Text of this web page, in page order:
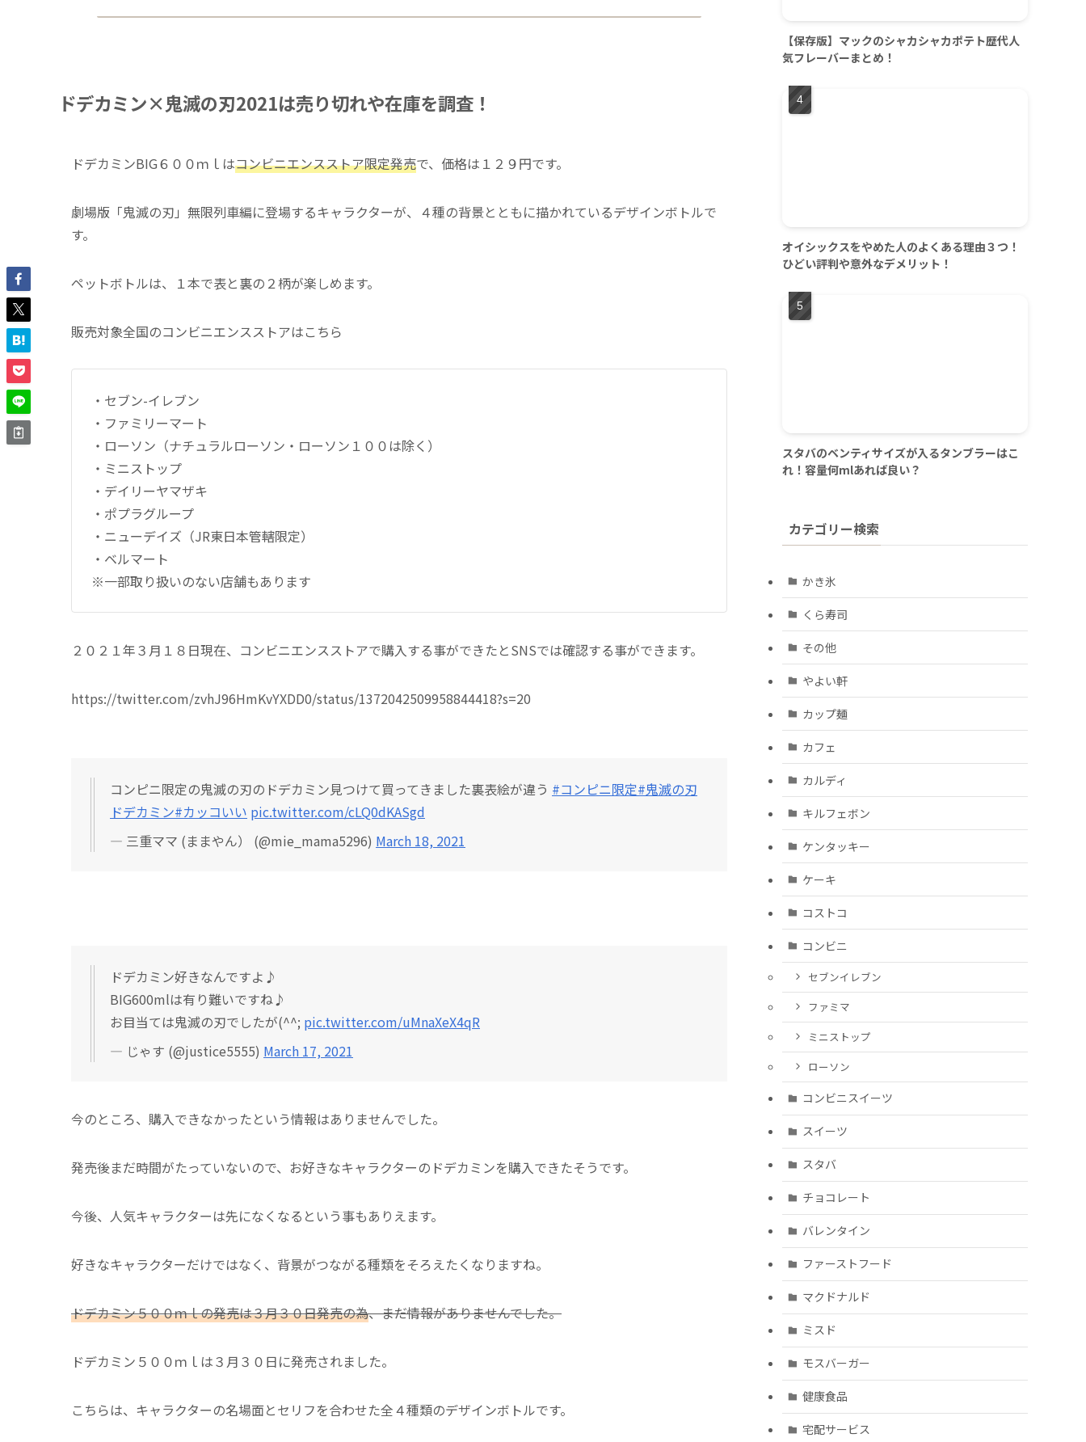
ドデカミン×鬼滅の刃2021は売り切れや在庫を調査！
ドデカミンBIG６００ｍｌはコンビニエンスストア限定発売で、価格は１２９円です。
劇場版「鬼滅の刃」無限列車編に登場するキャラクターが、４種の背景とともに描かれているデザインボトルで
す。
ペットボトルは、１本で表と裏の２柄が楽しめます。
販売対象全国のコンビニエンスストアはこちら
・セブン-イレブン
・ファミリーマート
・ローソン（ナチュラルローソン・ローソン１００は除く）
・ミニストップ
・デイリーヤマザキ
・ポプラグループ
・ニューデイズ（JR東日本管轄限定）
・ベルマート
※一部取り扱いのない店舗もあります
２０２１年３月１８日現在、コンビニエンスストアで購入する事ができたとSNSでは確認する事ができます。
https://twitter.com/zvhJ96HmKvYXDD0/status/1372042509958844418?s=20
コンピニ限定の鬼滅の刃のドデカミン見つけて買ってきました裏表絵が違う #コンピニ限定#鬼滅の刃
ドデカミン#カッコいい pic.twitter.com/cLQ0dKASgd
— 三重ママ (ままやん） (@mie_mama5296) March 18, 2021
ドデカミン好きなんですよ♪
BIG600mlは有り難いですね♪
お目当ては鬼滅の刃でしたが(^^; pic.twitter.com/uMnaXeX4qR
— じゃす (@justice5555) March 17, 2021
今のところ、購入できなかったという情報はありませんでした。
発売後まだ時間がたっていないので、お好きなキャラクターのドデカミンを購入できたそうです。
今後、人気キャラクターは先になくなるという事もありえます。
好きなキャラクターだけではなく、背景がつながる種類をそろえたくなりますね。
ドデカミン５００ｍｌの発売は３月３０日発売の為、まだ情報がありませんでした。
ドデカミン５００ｍｌは３月３０日に発売されました。
こちらは、キャラクターの名場面とセリフを合わせた全４種類のデザインボトルです。
【保存版】マックのシャカシャカポテト歴代人
気フレーバーまとめ！
オイシックスをやめた人のよくある理由３つ！
ひどい評判や意外なデメリット！
スタバのベンティサイズが入るタンブラーはこ
れ！容量何mlあれば良い？
カテゴリー検索
かき氷
くら寿司
その他
やよい軒
カップ麺
カフェ
カルディ
キルフェボン
ケンタッキー
ケーキ
コストコ
コンビニ
セブンイレブン
ファミマ
ミニストップ
ローソン
コンビニスイーツ
スイーツ
スタバ
チョコレート
バレンタイン
ファーストフード
マクドナルド
ミスド
モスバーガー
健康食品
宅配サービス